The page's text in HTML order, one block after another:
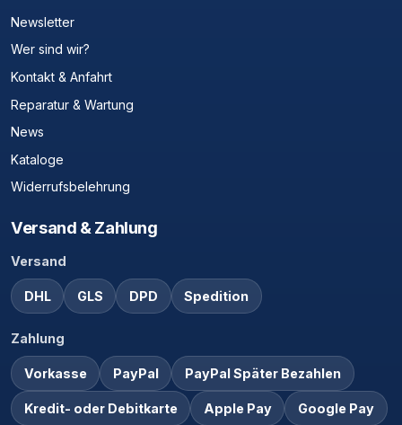
Newsletter
Wer sind wir?
Kontakt & Anfahrt
Reparatur & Wartung
News
Kataloge
Widerrufsbelehrung
Versand & Zahlung
Versand
DHL GLS DPD Spedition
Zahlung
Vorkasse PayPal PayPal Später Bezahlen
Kredit- oder Debitkarte Apple Pay Google Pay